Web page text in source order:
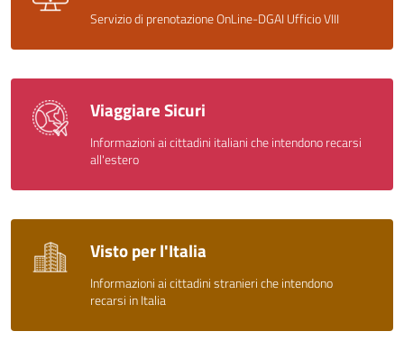
Servizio di prenotazione OnLine-DGAI Ufficio VIII
Viaggiare Sicuri
Informazioni ai cittadini italiani che intendono recarsi
all'estero
Visto per l'Italia
Informazioni ai cittadini stranieri che intendono
recarsi in Italia